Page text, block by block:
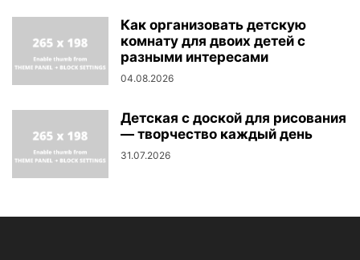
Как организовать детскую
комнату для двоих детей с
разными интересами
04.08.2026
Детская с доской для рисования
— творчество каждый день
31.07.2026